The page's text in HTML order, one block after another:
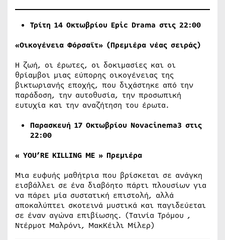
Τρίτη 14 Οκτωβρίου Epic Drama στις 22:00
«Οικογένεια Φόρσαϊτ» (Πρεμιέρα νέας σειράς)
Η ζωή, οι έρωτες, οι δοκιμασίες και οι
θρίαμβοι μιας εύπορης οικογένειας της
βικτωριανής εποχής, που διχάστηκε από την
παράδοση, την αυτοθυσία, την προσωπική
ευτυχία και την αναζήτηση του έρωτα.
Παρασκευή 17 Οκτωβρίου Νovacinema3 στις
22:00
« YOU’RE KILLING ME » Πρεμιέρα
Μια ευφυής μαθήτρια που βρίσκεται σε ανάγκη
εισβάλλει σε ένα διαβόητο πάρτι πλουσίων για
να πάρει μία συστατική επιστολή, αλλά
αποκαλύπτει σκοτεινά μυστικά και παγιδεύεται
σε έναν αγώνα επιβίωσης. (Ταινία Τρόμου ,
Ντέρμοτ Μαλρόνι, ΜακΚέιλι Μίλερ)